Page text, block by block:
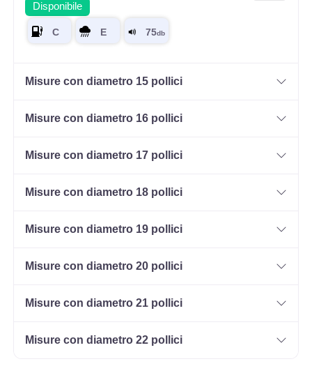
Disponibile
Misure con diametro 15 pollici
Misure con diametro 16 pollici
Misure con diametro 17 pollici
Misure con diametro 18 pollici
Misure con diametro 19 pollici
Misure con diametro 20 pollici
Misure con diametro 21 pollici
Misure con diametro 22 pollici